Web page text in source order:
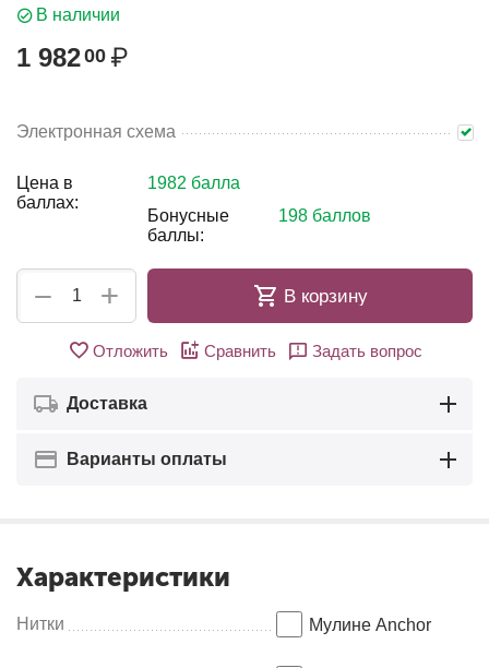
В наличии
1 98200 ₽
Электронная схема
Цена в
баллах:
1982 балла
Бонусные
баллы:
198 баллов
+
− В корзину
Отложить Сравнить Задать вопрос
Доставка
Варианты оплаты
Характеристики
Нитки Мулине Anсhor